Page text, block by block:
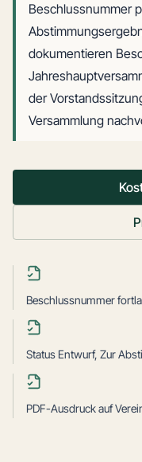
Beschlussnummer
dokumentieren
der
Versammlung
Beschlussnummer
Status Entwurf, Zur
PDF-Ausdruck auf